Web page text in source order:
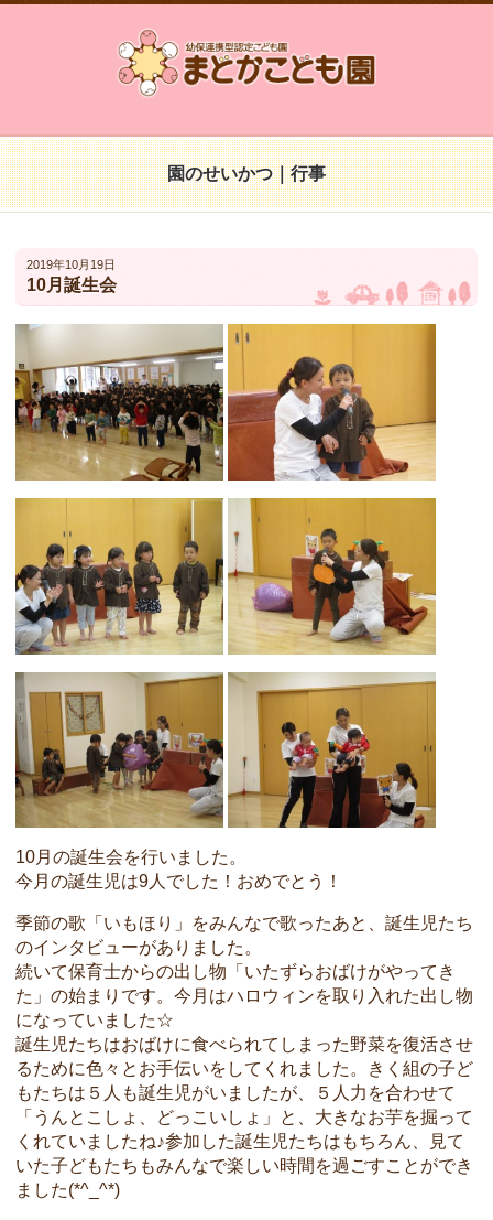
園のせいかつ｜行事
2019年10月19日
10月誕生会
10月の誕生会を行いました。
今月の誕生児は9人でした！おめでとう！
季節の歌「いもほり」をみんなで歌ったあと、誕生児たち
のインタビューがありました。
続いて保育士からの出し物「いたずらおばけがやってき
た」の始まりです。今月はハロウィンを取り入れた出し物
になっていました☆
誕生児たちはおばけに食べられてしまった野菜を復活させ
るために色々とお手伝いをしてくれました。きく組の子ど
もたちは５人も誕生児がいましたが、５人力を合わせて
「うんとこしょ、どっこいしょ」と、大きなお芋を掘って
くれていましたね♪参加した誕生児たちはもちろん、見て
いた子どもたちもみんなで楽しい時間を過ごすことができ
ました(*^_^*)